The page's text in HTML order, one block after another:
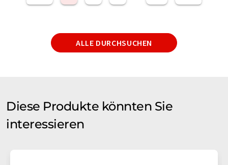
ALLE DURCHSUCHEN
Diese Produkte könnten Sie
interessieren